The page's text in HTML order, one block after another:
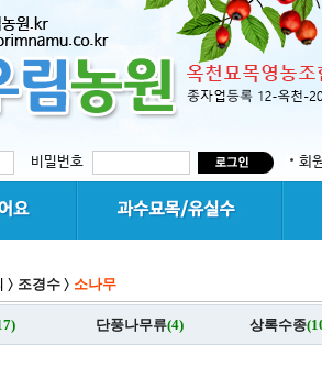
비밀번호 회
> 조경수> 소나무
단풍나무류(4) 상록수종